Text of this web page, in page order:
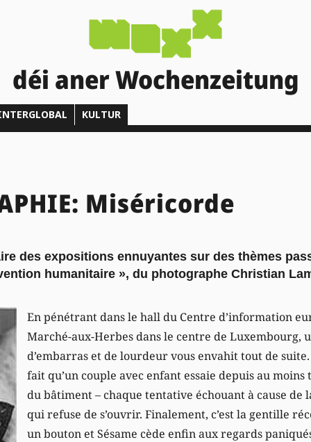
déi aner Wochenzeitung
KULTUR
Miséricorde
des expositions ennuyantes sur des thèmes
humanitaire », du photographe Christian
En pénétrant dans le hall du Centre d’information
Marché-aux-Herbes dans le centre de Luxembourg,
d’embarras et de lourdeur vous envahit tout de
fait qu’un couple avec enfant essaie depuis au
du bâtiment – chaque tentative échouant à cause de
qui refuse de s’ouvrir. Finalement, c’est la gentille
un bouton et Sésame cède enfin aux regards